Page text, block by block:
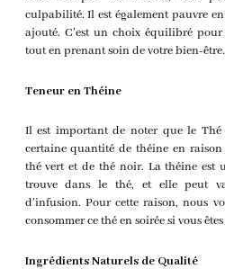
culpabilité. Il est également pauvre en
ajouté. C’est un choix équilibré pour
tout en prenant soin de votre bien-être.
Teneur en Théine
Il est important de noter que le Thé
certaine quantité de théine en
thé vert et de thé noir. La théine est
trouve dans le thé, et elle peut
d’infusion. Pour cette raison, nous
consommer ce thé en soirée si vous
Ingrédients Naturels de Qualité